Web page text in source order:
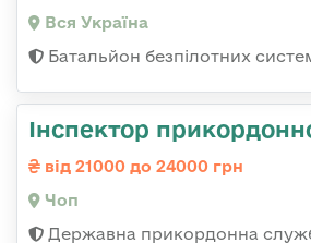
Вся Україна
Батальйон безпілотних
Інспектор
від 21000 до 24000 грн
Чоп
Державна прикордонна